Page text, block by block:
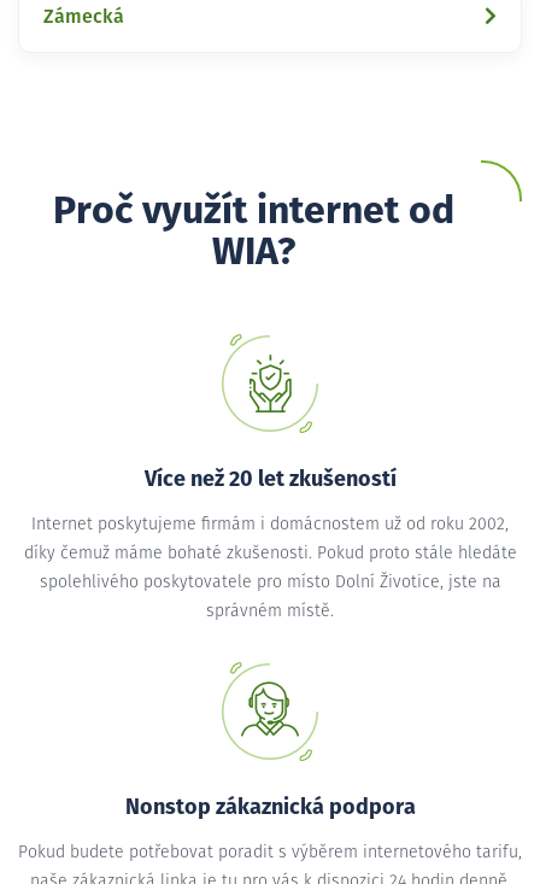
Zámecká
Proč využít internet od
WIA?
Více než 20 let zkušeností
Internet poskytujeme firmám i domácnostem už od roku 2002,
díky čemuž máme bohaté zkušenosti. Pokud proto stále hledáte
spolehlivého poskytovatele pro místo Dolní Životice, jste na
správném místě.
Nonstop zákaznická podpora
Pokud budete potřebovat poradit s výběrem internetového tarifu,